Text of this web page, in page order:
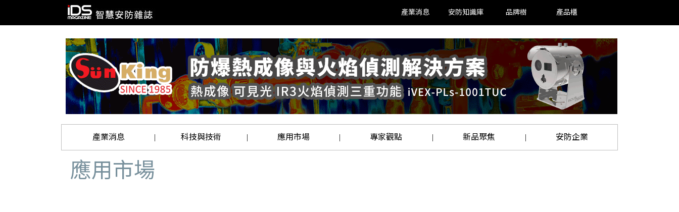
產業消息 安防知識庫 品牌樹 產品櫃
產業消息 | 科技與技術 | 應用市場 | 專家觀點 | 新品聚焦 | 安防企業
應用市場